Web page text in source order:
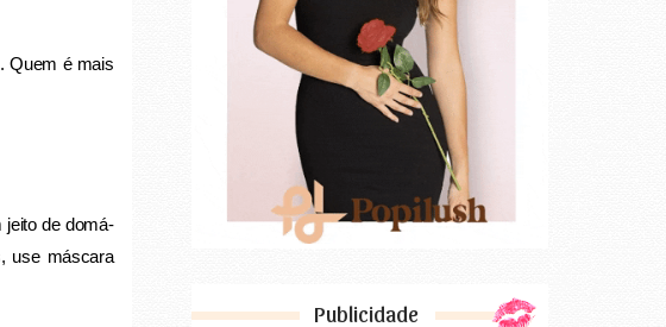
Quem é mais
jeito de domá-
use máscara
Publicidade